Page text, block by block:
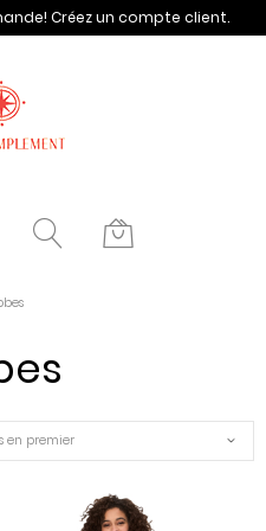
Créez un compte client.
en premier